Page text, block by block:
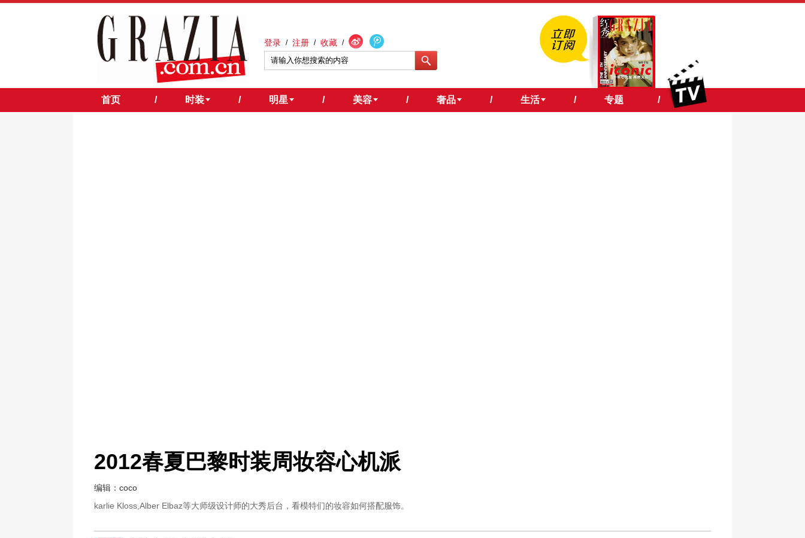
登录 / 注册 / 收藏 /
首页 / 时装 / 明星 / 美容 / 奢品 / 生活 / 专题 /
2012春夏巴黎时装周妆容心机派
编辑：coco
karlie Kloss,Alber Elbaz等大师级设计师的大秀后台，看模特们的妆容如何搭配服饰。